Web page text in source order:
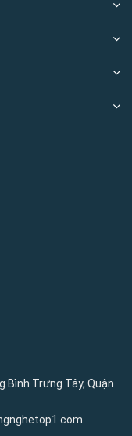
Bình Trưng Tây, Quận